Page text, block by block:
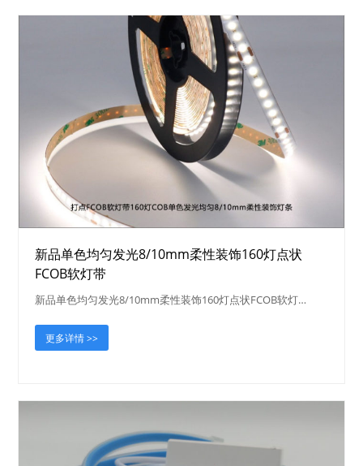
新品单色均匀发光8/10mm柔性装饰160灯点状
FCOB软灯带
新品单色均匀发光8/10mm柔性装饰160灯点状FCOB软灯…
更多详情 >>